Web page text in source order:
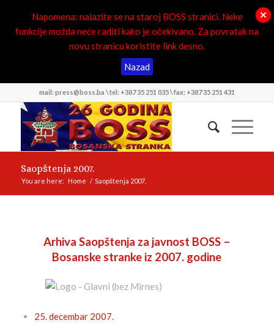
mail: press@boss.ba \ tel: +387 35 251 035 \ fax: +387 35 251 431
Saopštenja 2007.
You are here: Home / Saopštenja 2007.
Arhiva Saopštenja za javnost BOSS –
Bosanske stranke iz 2007. godine
25. decembar 2007.
Napomena: nalazite se na staroj BOSS stranici. Neke
funkcije možda neće raditi kako je očekivano. Za povratak na
novu stranicu koristite link desno.
Nazad